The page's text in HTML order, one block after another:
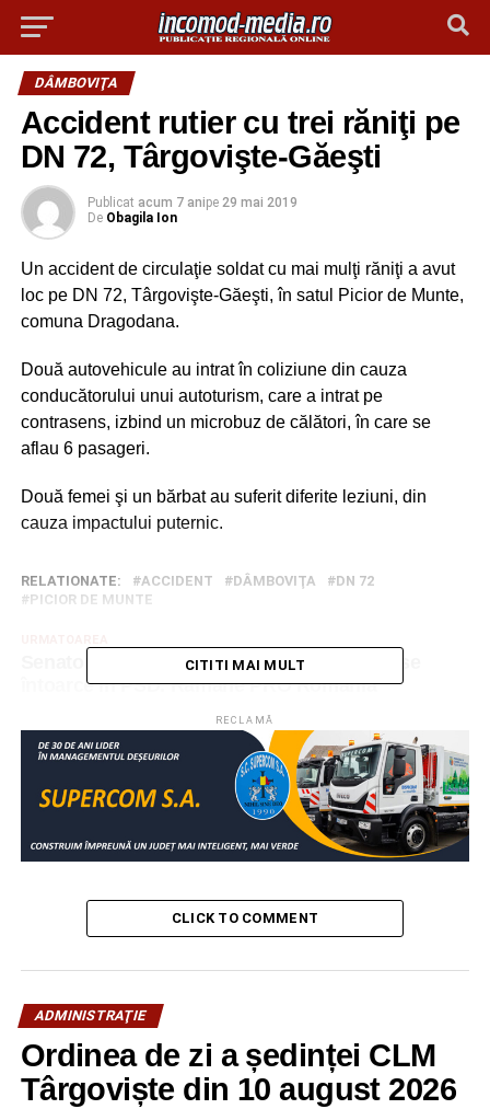
DÂMBOVIŢA
Accident rutier cu trei răniţi pe
DN 72, Târgovişte-Găeşti
Publicat acum 7 anipe 29 mai 2019
De Obagila Ion
Un accident de circulaţie soldat cu mai mulţi răniţi a avut
loc pe DN 72, Târgovişte-Găeşti, în satul Picior de Munte,
comuna Dragodana.
Două autovehicule au intrat în coliziune din cauza
conducătorului unui autoturism, care a intrat pe
contrasens, izbind un microbuz de călători, în care se
aflau 6 pasageri.
Două femei şi un bărbat au suferit diferite leziuni, din
cauza impactului puternic.
RELATIONATE: ACCIDENT DÂMBOVIŢA
DN 72
PICIOR DE MUNTE
Senatorul Ţuţuianu a refuzat invitaţia de a se
întoarce în PSD. Rămâne PRO România
Parcul auto al IPJ Argeş a fost înnoit cu 9
autospeciale Dacia Logan
CITITI MAI MULT
RECLAMĂ
CLICK TO COMMENT
ADMINISTRAŢIE
Ordinea de zi a ședinței CLM
Târgoviște din 10 august 2026